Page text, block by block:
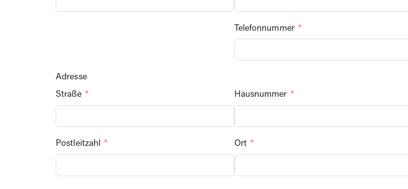
Telefonnummer
Adresse
Straße
Hausnummer
Postleitzahl Ort